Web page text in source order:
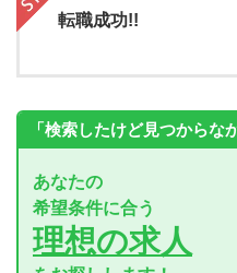
転職成功!!
「検索したけど見つからな
あなたの
希望条件に合う
理想の求人